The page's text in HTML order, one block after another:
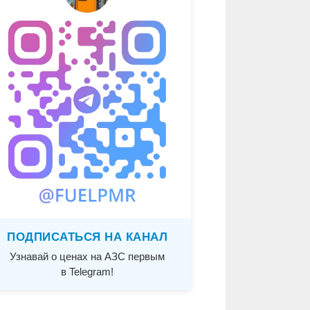
ПОДПИСАТЬСЯ НА КАНАЛ
Узнавай о ценах на АЗС первым
в Telegram!